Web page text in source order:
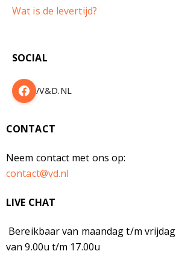
Wat is de levertijd?
SOCIAL
/V&D.NL
CONTACT
Neem contact met ons op:
contact@vd.nl
LIVE CHAT
Bereikbaar van maandag t/m vrijdag
van 9.00u t/m 17.00u